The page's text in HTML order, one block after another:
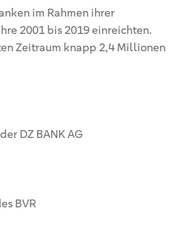
im Rahmen ihrer
2001 bis 2019 einreichten.
Zeitraum knapp 2,4 Millionen
DZ BANK AG
BVR